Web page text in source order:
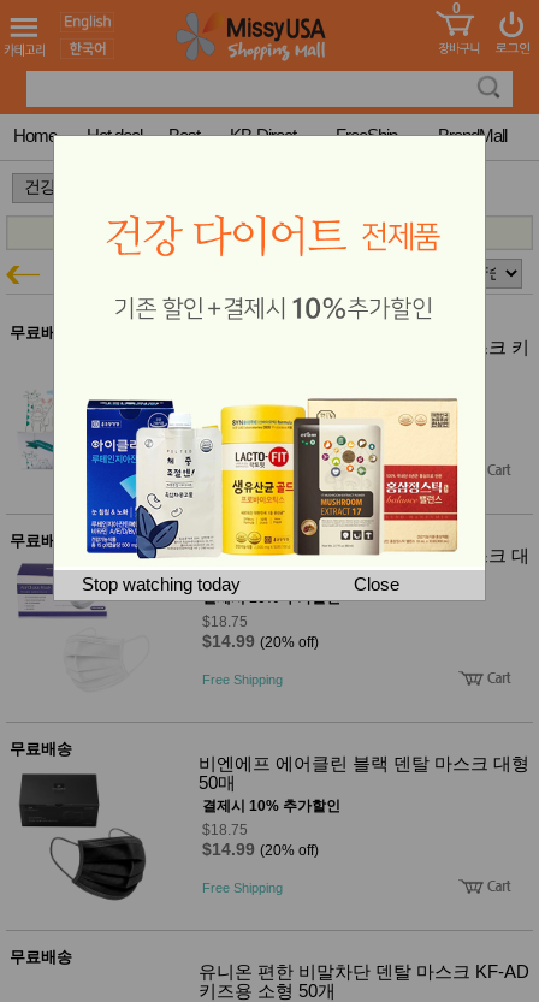
도 어린이
청소년
컬러링
북
한국학
습지
미국학
고
국 송
꽃배송
건 홍삼전
건강보
조제품
기능성
건강식
품
성용품
뷰 스킨케
메이크
업
헤어케
바디케
장품
미용제
품
전
자
주방가
전
계절/생
활가전
건강가
기브랜
드
MissyShop
Login
0
Home Hot deal Best KB-Direct FreeShip BrandMall
Stop watching today Close
무료배송
비엔에프 에어클린 화이트 덴탈 마스크 키
$18.75
$14.99(20% off)
Free Shipping
무료배송
비엔에프 에어클린 화이트 덴탈 마스크 대
형 50매
결제시 10% 추가할인
$18.75
$14.99 (20% off)
Free Shipping
무료배송
비엔에프 에어클린 블랙 덴탈 마스크 대형
50매
결제시 10% 추가할인
$18.75
$14.99 (20% off)
Free Shipping
무료배송
유니온 편한 비말차단 덴탈 마스크 KF-AD
키즈용 소형 50개